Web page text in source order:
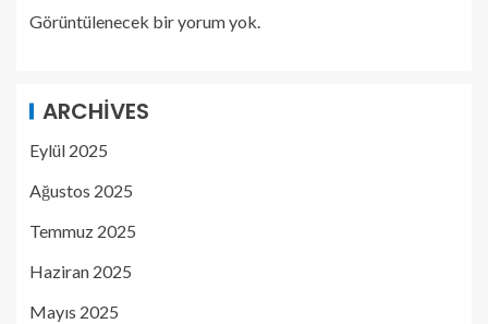
Görüntülenecek bir yorum yok.
ARCHIVES
Eylül 2025
Ağustos 2025
Temmuz 2025
Haziran 2025
Mayıs 2025